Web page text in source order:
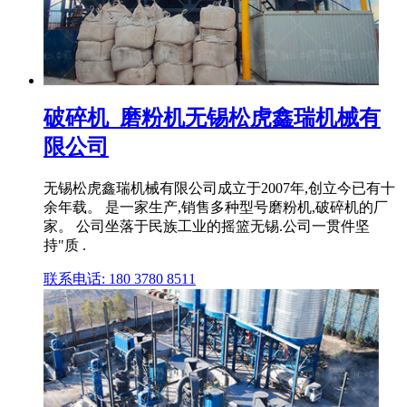
破碎机_磨粉机无锡松虎鑫瑞机械有
限公司
无锡松虎鑫瑞机械有限公司成立于2007年,创立今已有十
余年载。 是一家生产,销售多种型号磨粉机,破碎机的厂
家。 公司坐落于民族工业的摇篮无锡.公司一贯件坚
持"质 .
联系电话: 180 3780 8511